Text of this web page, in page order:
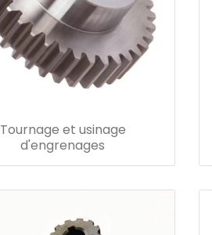
Tournage et usinage
d'engrenages